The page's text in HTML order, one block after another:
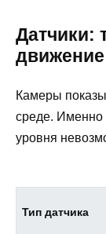
Датчики:
движение
Камеры
среде. Именно
уровня
Тип датчика